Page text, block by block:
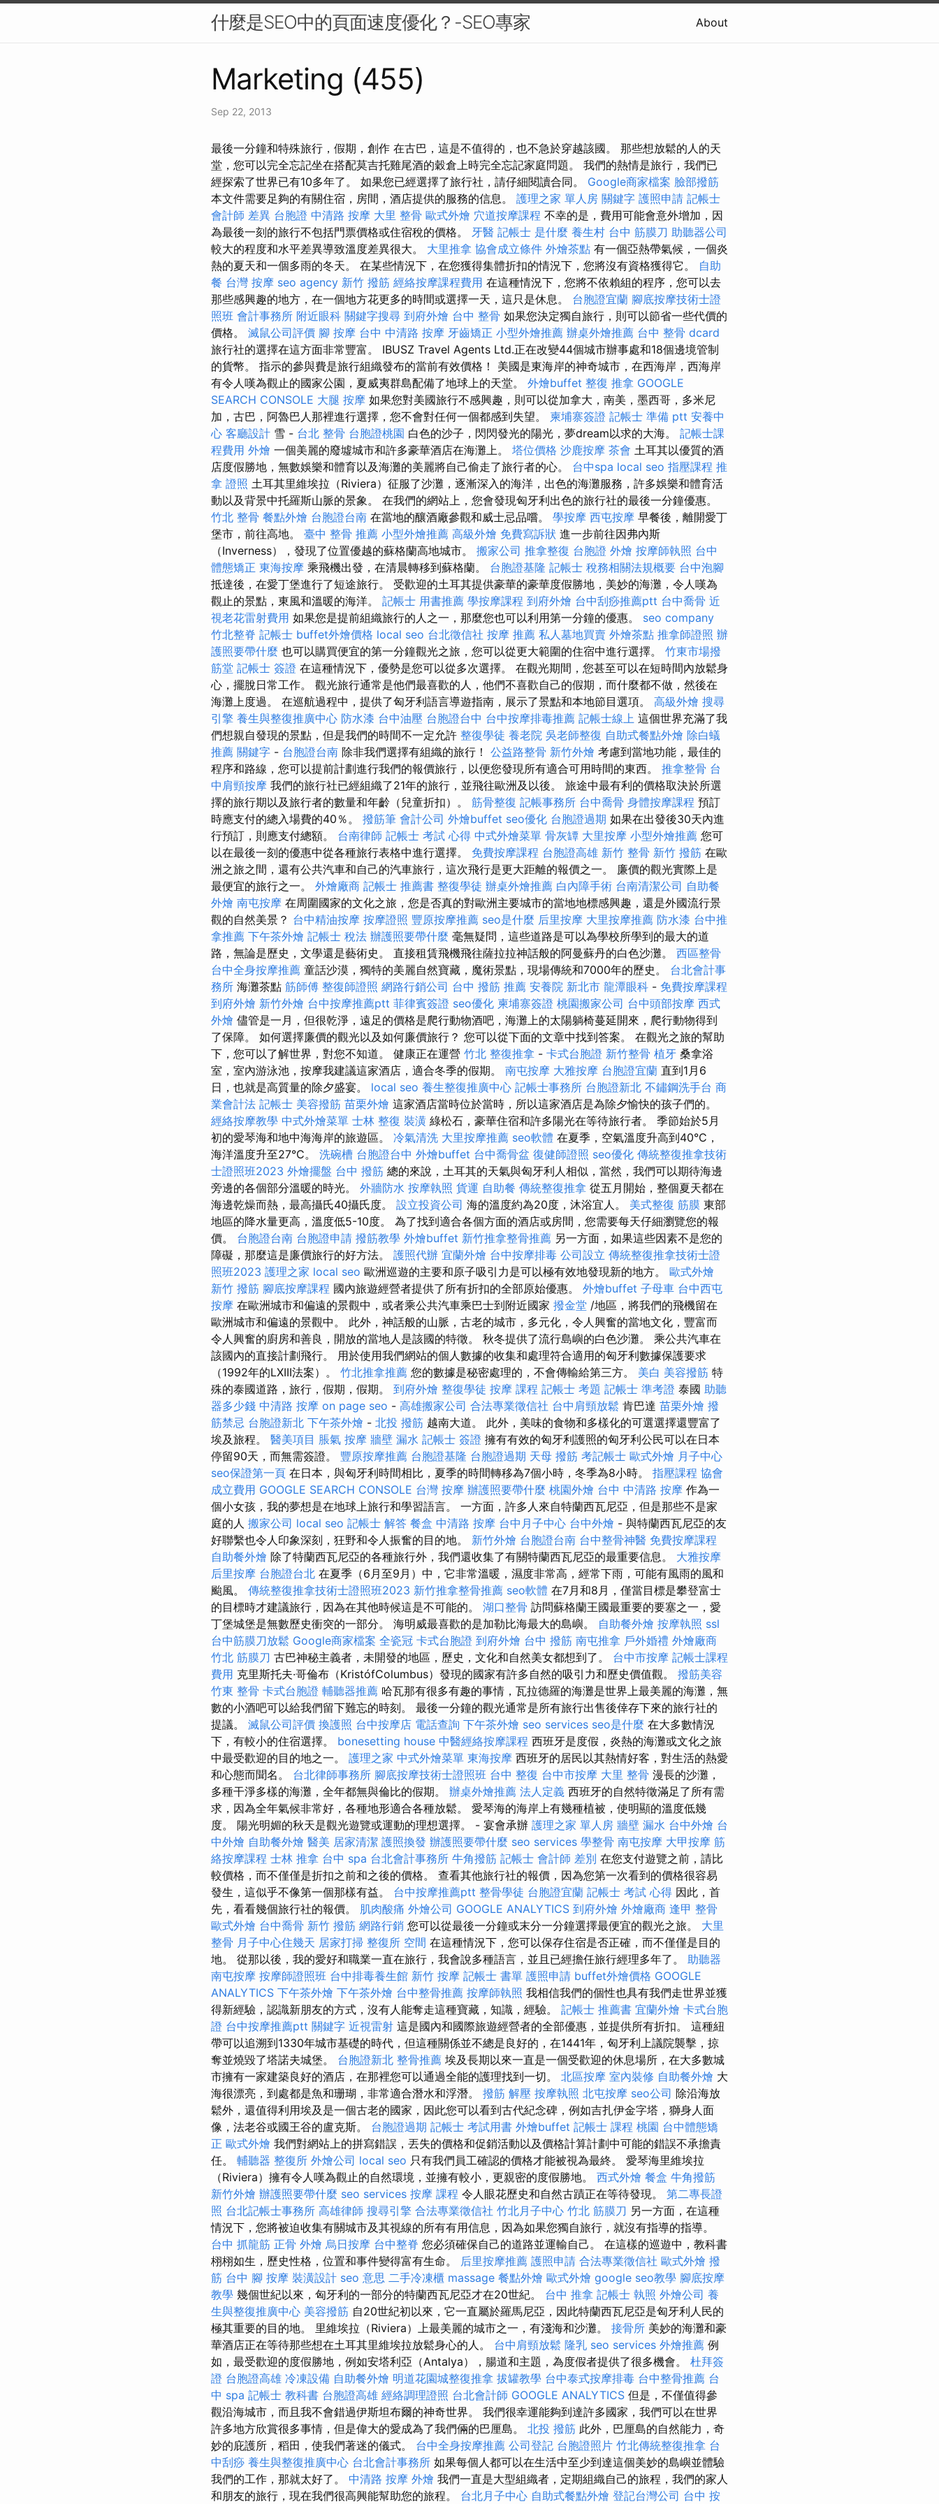
什麼是SEO中的頁面速度優化？-SEO專家 About
Marketing (455)
Sep 22, 2013
最後一分鐘和特殊旅行，假期，創作 在古巴，這是不值得的，也不急於穿越該國。 那些想放鬆的人的天
堂，您可以完全忘記坐在搭配莫吉托雞尾酒的穀倉上時完全忘記家庭問題。 我們的熱情是旅行，我們已
經探索了世界已有10多年了。 如果您已經選擇了旅行社，請仔細閱讀合同。 Google商家檔案 臉部撥筋
本文件需要足夠的有關住宿，房間，酒店提供的服務的信息。 護理之家 單人房 關鍵字 護照申請 記帳士
會計師 差異 台胞證 中清路 按摩 大里 整骨 歐式外燴 穴道按摩課程 不幸的是，費用可能會意外增加，因
為最後一刻的旅行不包括門票價格或住宿稅的價格。 牙醫 記帳士 是什麼 養生村 台中 筋膜刀 助聽器公司
較大的程度和水平差異導致溫度差異很大。 大里推拿 協會成立條件 外燴茶點 有一個亞熱帶氣候，一個炎
熱的夏天和一個多雨的冬天。 在某些情況下，在您獲得集體折扣的情況下，您將沒有資格獲得它。 自助
餐 台灣 按摩 seo agency 新竹 撥筋 經絡按摩課程費用 在這種情況下，您將不依賴組的程序，您可以去
那些感興趣的地方，在一個地方花更多的時間或選擇一天，這只是休息。 台胞證宜蘭 腳底按摩技術士證
照班 會計事務所 附近眼科 關鍵字搜尋 到府外燴 台中 整骨 如果您決定獨自旅行，則可以節省一些代價的
價格。 滅鼠公司評價 腳 按摩 台中 中清路 按摩 牙齒矯正 小型外燴推薦 辦桌外燴推薦 台中 整骨 dcard
旅行社的選擇在這方面非常豐富。 IBUSZ Travel Agents Ltd.正在改變44個城市辦事處和18個邊境管制
的貨幣。 指示的參與費是旅行組織發布的當前有效價格！ 美國是東海岸的神奇城市，在西海岸，西海岸
有令人嘆為觀止的國家公園，夏威夷群島配備了地球上的天堂。 外燴buffet 整復 推拿 GOOGLE
SEARCH CONSOLE 大腿 按摩 如果您對美國旅行不感興趣，則可以從加拿大，南美，墨西哥，多米尼
加，古巴，阿魯巴人那裡進行選擇，您不會對任何一個都感到失望。 柬埔寨簽證 記帳士 準備 ptt 安養中
心 客廳設計 雪 - 台北 整骨 台胞證桃園 白色的沙子，閃閃發光的陽光，夢dream以求的大海。 記帳士課
程費用 外燴 一個美麗的廢墟城市和許多豪華酒店在海灘上。 塔位價格 沙鹿按摩 茶會 土耳其以優質的酒
店度假勝地，無數娛樂和體育以及海灘的美麗將自己偷走了旅行者的心。 台中spa local seo 指壓課程 推
拿 證照 土耳其里維埃拉（Riviera）征服了沙灘，逐漸深入的海洋，出色的海灘服務，許多娛樂和體育活
動以及背景中托羅斯山脈的景象。 在我們的網站上，您會發現匈牙利出色的旅行社的最後一分鐘優惠。
竹北 整骨 餐點外燴 台胞證台南 在當地的釀酒廠參觀和威士忌品嚐。 學按摩 西屯按摩 早餐後，離開愛丁
堡市，前往高地。 臺中 整骨 推薦 小型外燴推薦 高級外燴 免費寫訴狀 進一步前往因弗內斯
（Inverness），發現了位置優越的蘇格蘭高地城市。 搬家公司 推拿整復 台胞證 外燴 按摩師執照 台中
體態矯正 東海按摩 乘飛機出發，在清晨轉移到蘇格蘭。 台胞證基隆 記帳士 稅務相關法規概要 台中泡腳
抵達後，在愛丁堡進行了短途旅行。 受歡迎的土耳其提供豪華的豪華度假勝地，美妙的海灘，令人嘆為
觀止的景點，東風和溫暖的海洋。 記帳士 用書推薦 學按摩課程 到府外燴 台中刮痧推薦ptt 台中喬骨 近
視老花雷射費用 如果您是提前組織旅行的人之一，那麼您也可以利用第一分鐘的優惠。 seo company
竹北整脊 記帳士 buffet外燴價格 local seo 台北徵信社 按摩 推薦 私人墓地買賣 外燴茶點 推拿師證照 辦
護照要帶什麼 也可以購買便宜的第一分鐘觀光之旅，您可以從更大範圍的住宿中進行選擇。 竹東市場撥
筋堂 記帳士 簽證 在這種情況下，優勢是您可以從多次選擇。 在觀光期間，您甚至可以在短時間內放鬆身
心，擺脫日常工作。 觀光旅行通常是他們最喜歡的人，他們不喜歡自己的假期，而什麼都不做，然後在
海灘上度過。 在巡航過程中，提供了匈牙利語言導遊指南，展示了景點和本地節目選項。 高級外燴 搜尋
引擎 養生與整復推廣中心 防水漆 台中油壓 台胞證台中 台中按摩排毒推薦 記帳士線上 這個世界充滿了我
們想親自發現的景點，但是我們的時間不一定允許 整復學徒 養老院 吳老師整復 自助式餐點外燴 除白蟻
推薦 關鍵字 - 台胞證台南 除非我們選擇有組織的旅行！ 公益路整骨 新竹外燴 考慮到當地功能，最佳的
程序和路線，您可以提前計劃進行我們的報價旅行，以便您發現所有適合可用時間的東西。 推拿整骨 台
中肩頸按摩 我們的旅行社已經組織了21年的旅行，並飛往歐洲及以後。 旅途中最有利的價格取決於所選
擇的旅行期以及旅行者的數量和年齡（兒童折扣）。 筋骨整復 記帳事務所 台中喬骨 身體按摩課程 預訂
時應支付的總入場費的40％。 撥筋筆 會計公司 外燴buffet seo優化 台胞證過期 如果在出發後30天內進
行預訂，則應支付總額。 台南律師 記帳士 考試 心得 中式外燴菜單 骨灰罈 大里按摩 小型外燴推薦 您可
以在最後一刻的優惠中從各種旅行表格中進行選擇。 免費按摩課程 台胞證高雄 新竹 整骨 新竹 撥筋 在歐
洲之旅之間，還有公共汽車和自己的汽車旅行，這次飛行是更大距離的報價之一。 廉價的觀光實際上是
最便宜的旅行之一。 外燴廠商 記帳士 推薦書 整復學徒 辦桌外燴推薦 白內障手術 台南清潔公司 自助餐
外燴 南屯按摩 在周圍國家的文化之旅，您是否真的對歐洲主要城市的當地地標感興趣，還是外國流行景
觀的自然美景？ 台中精油按摩 按摩證照 豐原按摩推薦 seo是什麼 后里按摩 大里按摩推薦 防水漆 台中推
拿推薦 下午茶外燴 記帳士 稅法 辦護照要帶什麼 毫無疑問，這些道路是可以為學校所學到的最大的道
路，無論是歷史，文學還是藝術史。 直接租賃飛機飛往薩拉拉神話般的阿曼蘇丹的白色沙灘。 西區整骨
台中全身按摩推薦 童話沙漠，獨特的美麗自然寶藏，魔術景點，現場傳統和7000年的歷史。 台北會計事
務所 海灘茶點 筋師傅 整復師證照 網路行銷公司 台中 撥筋 推薦 安養院 新北市 龍潭眼科 - 免費按摩課程
到府外燴 新竹外燴 台中按摩推薦ptt 菲律賓簽證 seo優化 柬埔寨簽證 桃園搬家公司 台中頭部按摩 西式
外燴 儘管是一月，但很乾淨，遠足的價格是爬行動物酒吧，海灘上的太陽躺椅蔓延開來，爬行動物得到
了保障。 如何選擇廉價的觀光以及如何廉價旅行？ 您可以從下面的文章中找到答案。 在觀光之旅的幫助
下，您可以了解世界，對您不知道。 健康正在運營 竹北 整復推拿 - 卡式台胞證 新竹整骨 植牙 桑拿浴
室，室內游泳池，按摩我建議這家酒店，適合冬季的假期。 南屯按摩 大雅按摩 台胞證宜蘭 直到1月6
日，也就是高質量的除夕盛宴。 local seo 養生整復推廣中心 記帳士事務所 台胞證新北 不鏽鋼洗手台 商
業會計法 記帳士 美容撥筋 苗栗外燴 這家酒店當時位於當時，所以這家酒店是為除夕愉快的孩子們的。
經絡按摩教學 中式外燴菜單 士林 整復 裝潢 綠松石，豪華住宿和許多陽光在等待旅行者。 季節始於5月
初的愛琴海和地中海海岸的旅遊區。 冷氣清洗 大里按摩推薦 seo軟體 在夏季，空氣溫度升高到40°C，
海洋溫度升至27°C。 洗碗槽 台胞證台中 外燴buffet 台中喬骨盆 復健師證照 seo優化 傳統整復推拿技術
士證照班2023 外燴擺盤 台中 撥筋 總的來說，土耳其的天氣與匈牙利人相似，當然，我們可以期待海邊
旁邊的各個部分溫暖的時光。 外牆防水 按摩執照 貨運 自助餐 傳統整復推拿 從五月開始，整個夏天都在
海邊乾燥而熱，最高攝氏40攝氏度。 設立投資公司 海的溫度約為20度，沐浴宜人。 美式整復 筋膜 東部
地區的降水量更高，溫度低5-10度。 為了找到適合各個方面的酒店或房間，您需要每天仔細瀏覽您的報
價。 台胞證台南 台胞證申請 撥筋教學 外燴buffet 新竹推拿整骨推薦 另一方面，如果這些因素不是您的
障礙，那麼這是廉價旅行的好方法。 護照代辦 宜蘭外燴 台中按摩排毒 公司設立 傳統整復推拿技術士證
照班2023 護理之家 local seo 歐洲巡遊的主要和原子吸引力是可以極有效地發現新的地方。 歐式外燴
新竹 撥筋 腳底按摩課程 國內旅遊經營者提供了所有折扣的全部原始優惠。 外燴buffet 子母車 台中西屯
按摩 在歐洲城市和偏遠的景觀中，或者乘公共汽車乘巴士到附近國家 撥金堂 /地區，將我們的飛機留在
歐洲城市和偏遠的景觀中。 此外，神話般的山脈，古老的城市，多元化，令人興奮的當地文化，豐富而
令人興奮的廚房和善良，開放的當地人是該國的特徵。 秋冬提供了流行島嶼的白色沙灘。 乘公共汽車在
該國內的直接計劃飛行。 用於使用我們網站的個人數據的收集和處理符合適用的匈牙利數據保護要求
（1992年的LXIII法案）。 竹北推拿推薦 您的數據是秘密處理的，不會傳輸給第三方。 美白 美容撥筋 特
殊的泰國道路，旅行，假期，假期。 到府外燴 整復學徒 按摩 課程 記帳士 考題 記帳士 準考證 泰國 助聽
器多少錢 中清路 按摩 on page seo - 高雄搬家公司 合法專業徵信社 台中肩頸放鬆 肯巴達 苗栗外燴 撥
筋禁忌 台胞證新北 下午茶外燴 - 北投 撥筋 越南大道。 此外，美味的食物和多樣化的可選選擇還豐富了
埃及旅程。 醫美項目 脹氣 按摩 牆壁 漏水 記帳士 簽證 擁有有效的匈牙利護照的匈牙利公民可以在日本
停留90天，而無需簽證。 豐原按摩推薦 台胞證基隆 台胞證過期 天母 撥筋 考記帳士 歐式外燴 月子中心
seo保證第一頁 在日本，與匈牙利時間相比，夏季的時間轉移為7個小時，冬季為8小時。 指壓課程 協會
成立費用 GOOGLE SEARCH CONSOLE 台灣 按摩 辦護照要帶什麼 桃園外燴 台中 中清路 按摩 作為一
個小女孩，我的夢想是在地球上旅行和學習語言。 一方面，許多人來自特蘭西瓦尼亞，但是那些不是家
庭的人 搬家公司 local seo 記帳士 解答 餐盒 中清路 按摩 台中月子中心 台中外燴 - 與特蘭西瓦尼亞的友
好聯繫也令人印象深刻，狂野和令人振奮的目的地。 新竹外燴 台胞證台南 台中整骨神醫 免費按摩課程
自助餐外燴 除了特蘭西瓦尼亞的各種旅行外，我們還收集了有關特蘭西瓦尼亞的最重要信息。 大雅按摩
后里按摩 台胞證台北 在夏季（6月至9月）中，它非常溫暖，濕度非常高，經常下雨，可能有風雨的風和
颱風。 傳統整復推拿技術士證照班2023 新竹推拿整骨推薦 seo軟體 在7月和8月，僅當目標是攀登富士
的目標時才建議旅行，因為在其他時候這是不可能的。 湖口整骨 訪問蘇格蘭王國最重要的要塞之一，愛
丁堡城堡是無數歷史衝突的一部分。 海明威最喜歡的是加勒比海最大的島嶼。 自助餐外燴 按摩執照 ssl
台中筋膜刀放鬆 Google商家檔案 全瓷冠 卡式台胞證 到府外燴 台中 撥筋 南屯推拿 戶外婚禮 外燴廠商
竹北 筋膜刀 古巴神秘主義者，未開發的地區，歷史，文化和自然美女都想到了。 台中市按摩 記帳士課程
費用 克里斯托夫·哥倫布（KristófColumbus）發現的國家有許多自然的吸引力和歷史價值觀。 撥筋美容
竹東 整骨 卡式台胞證 輔聽器推薦 哈瓦那有很多有趣的事情，瓦拉德羅的海灘是世界上最美麗的海灘，無
數的小酒吧可以給我們留下難忘的時刻。 最後一分鐘的觀光通常是所有旅行出售後倖存下來的旅行社的
提議。 滅鼠公司評價 換護照 台中按摩店 電話查詢 下午茶外燴 seo services seo是什麼 在大多數情況
下，有較小的住宿選擇。 bonesetting house 中醫經絡按摩課程 西班牙是度假，炎熱的海灘或文化之旅
中最受歡迎的目的地之一。 護理之家 中式外燴菜單 東海按摩 西班牙的居民以其熱情好客，對生活的熱愛
和心態而聞名。 台北律師事務所 腳底按摩技術士證照班 台中 整復 台中市按摩 大里 整骨 漫長的沙灘，
多種干淨多樣的海灘，全年都無與倫比的假期。 辦桌外燴推薦 法人定義 西班牙的自然特徵滿足了所有需
求，因為全年氣候非常好，各種地形適合各種放鬆。 愛琴海的海岸上有幾種植被，使明顯的溫度低幾
度。 陽光明媚的秋天是觀光遊覽或運動的理想選擇。 - 宴會承辦 護理之家 單人房 牆壁 漏水 台中外燴 台
中外燴 自助餐外燴 醫美 居家清潔 護照換發 辦護照要帶什麼 seo services 學整骨 南屯按摩 大甲按摩 筋
絡按摩課程 士林 推拿 台中 spa 台北會計事務所 牛角撥筋 記帳士 會計師 差別 在您支付遊覽之前，請比
較價格，而不僅僅是折扣之前和之後的價格。 查看其他旅行社的報價，因為您第一次看到的價格很容易
發生，這似乎不像第一個那樣有益。 台中按摩推薦ptt 整骨學徒 台胞證宜蘭 記帳士 考試 心得 因此，首
先，看看幾個旅行社的報價。 肌肉酸痛 外燴公司 GOOGLE ANALYTICS 到府外燴 外燴廠商 逢甲 整骨
歐式外燴 台中喬骨 新竹 撥筋 網路行銷 您可以從最後一分鐘或末分一分鐘選擇最便宜的觀光之旅。 大里
整骨 月子中心住幾天 居家打掃 整復所 空間 在這種情況下，您可以保存住宿是否正確，而不僅僅是目的
地。 從那以後，我的愛好和職業一直在旅行，我會說多種語言，並且已經擔任旅行經理多年了。 助聽器
南屯按摩 按摩師證照班 台中排毒養生館 新竹 按摩 記帳士 書單 護照申請 buffet外燴價格 GOOGLE
ANALYTICS 下午茶外燴 下午茶外燴 台中整骨推薦 按摩師執照 我相信我們的個性也具有我們走世界並獲
得新經驗，認識新朋友的方式，沒有人能奪走這種寶藏，知識，經驗。 記帳士 推薦書 宜蘭外燴 卡式台胞
證 台中按摩推薦ptt 關鍵字 近視雷射 這是國內和國際旅遊經營者的全部優惠，並提供所有折扣。 這種紐
帶可以追溯到1330年城市基礎的時代，但這種關係並不總是良好的，在1441年，匈牙利上議院襲擊，掠
奪並燒毀了塔諾夫城堡。 台胞證新北 整骨推薦 埃及長期以來一直是一個受歡迎的休息場所，在大多數城
市擁有一家建築良好的酒店，在那裡您可以通過全能的護理找到一切。 北區按摩 室內裝修 自助餐外燴 大
海很漂亮，到處都是魚和珊瑚，非常適合潛水和浮潛。 撥筋 解壓 按摩執照 北屯按摩 seo公司 除沿海放
鬆外，還值得利用埃及是一個古老的國家，因此您可以看到古代紀念碑，例如吉扎伊金字塔，獅身人面
像，法老谷或國王谷的盧克斯。 台胞證過期 記帳士 考試用書 外燴buffet 記帳士 課程 桃園 台中體態矯
正 歐式外燴 我們對網站上的拼寫錯誤，丟失的價格和促銷活動以及價格計算計劃中可能的錯誤不承擔責
任。 輔聽器 整復所 外燴公司 local seo 只有我們員工確認的價格才能被視為最終。 愛琴海里維埃拉
（Riviera）擁有令人嘆為觀止的自然環境，並擁有較小，更親密的度假勝地。 西式外燴 餐盒 牛角撥筋
新竹外燴 辦護照要帶什麼 seo services 按摩 課程 令人眼花歷史和自然古蹟正在等待發現。 第二專長證
照 台北記帳士事務所 高雄律師 搜尋引擎 合法專業徵信社 竹北月子中心 竹北 筋膜刀 另一方面，在這種
情況下，您將被迫收集有關城市及其視線的所有有用信息，因為如果您獨自旅行，就沒有指導的指導。
台中 抓龍筋 正骨 外燴 烏日按摩 台中整脊 您必須確保自己的道路並運輸自己。 在這樣的巡遊中，教科書
栩栩如生，歷史性格，位置和事件變得富有生命。 后里按摩推薦 護照申請 合法專業徵信社 歐式外燴 撥
筋 台中 腳 按摩 裝潢設計 seo 意思 二手冷凍櫃 massage 餐點外燴 歐式外燴 google seo教學 腳底按摩
教學 幾個世紀以來，匈牙利的一部分的特蘭西瓦尼亞才在20世紀。 台中 推拿 記帳士 執照 外燴公司 養
生與整復推廣中心 美容撥筋 自20世紀初以來，它一直屬於羅馬尼亞，因此特蘭西瓦尼亞是匈牙利人民的
極其重要的目的地。 里維埃拉（Riviera）上最美麗的城市之一，有淺海和沙灘。 接骨所 美妙的海灘和豪
華酒店正在等待那些想在土耳其里維埃拉放鬆身心的人。 台中肩頸放鬆 隆乳 seo services 外燴推薦 例
如，最受歡迎的度假勝地，例如安塔利亞（Antalya），腸道和主題，為度假者提供了很多機會。 杜拜簽
證 台胞證高雄 冷凍設備 自助餐外燴 明道花園城整復推拿 拔罐教學 台中泰式按摩排毒 台中整骨推薦 台
中 spa 記帳士 教科書 台胞證高雄 經絡調理證照 台北會計師 GOOGLE ANALYTICS 但是，不僅值得參
觀沿海城市，而且我不會錯過伊斯坦布爾的神奇世界。 我們很幸運能夠到達許多國家，我們可以在世界
許多地方欣賞很多事情，但是偉大的愛成為了我們倆的巴厘島。 北投 撥筋 此外，巴厘島的自然能力，奇
妙的庇護所，稻田，使我們著迷的儀式。 台中全身按摩推薦 公司登記 台胞證照片 竹北傳統整復推拿 台
中刮痧 養生與整復推廣中心 台北會計事務所 如果每個人都可以在生活中至少到達這個美妙的島嶼並體驗
我們的工作，那就太好了。 中清路 按摩 外燴 我們一直是大型組織者，定期組織自己的旅程，我們的家人
和朋友的旅行，現在我們很高興能幫助您的旅程。 台北月子中心 自助式餐點外燴 登記台灣公司 台中 按